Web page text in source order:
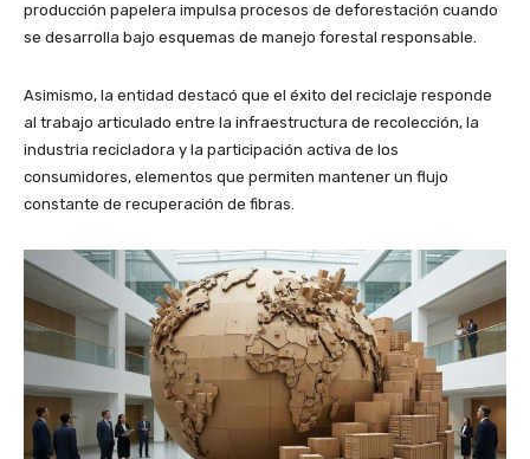
producción papelera impulsa procesos de deforestación cuando
se desarrolla bajo esquemas de manejo forestal responsable.
Asimismo, la entidad destacó que el éxito del reciclaje responde
al trabajo articulado entre la infraestructura de recolección, la
industria recicladora y la participación activa de los
consumidores, elementos que permiten mantener un flujo
constante de recuperación de fibras.